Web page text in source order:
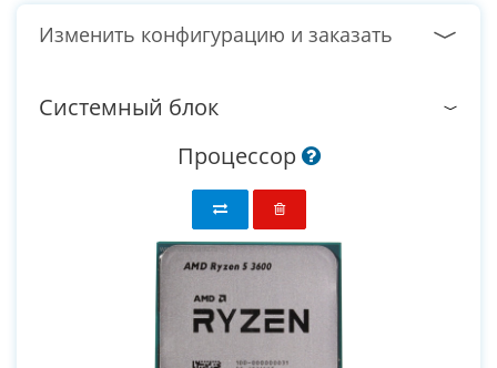
Изменить конфигурацию и заказать
Системный блок
Процессор